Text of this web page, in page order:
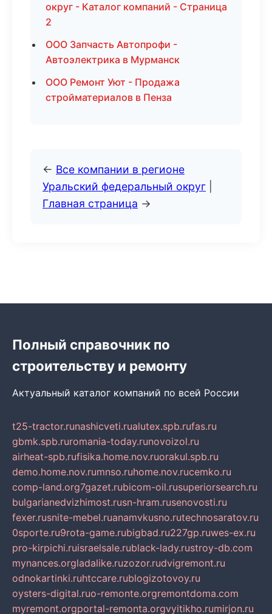
округ - Каталог компаний - Страница
2
ООО Запчасть Автопрофи -
Автоэлектрика в Мурманск
ООО Ремонт Уют - Продажа
стройматериалов в Пенза
← Все компании в регионе
Уральский федеральный округ
Главная страница →
Полный справочник по
строительству и ремонту
Актуальный каталог компаний по всей России
t25-tractor.runashicveti.rualutex.spb.rufas.ru
gbmk.spb.ruromania-today.runovoizol.ru
airheat-spb.rufisika.home.nov.ruorakul.spb.ru
demo.home.nov.rumnso.ruhome.nov.rucemko.ru
comp-land.org7gazet.rubicom-oil.rusuperiorsearch.ru
bulgarianedvizhimost.rusn-hram.rusenovosti.ru
fexer.rusnite-mebel.ruanamvkusno.rutechnosaratov.ru
0sporte.ru9rota-game.rubigbad.ru227gp.ruwes-ex.ru
pro-kirpichi.ruisraelsale.rublack-lady.rustroy-db.com
mynances.orgladalike.ruzozor.rudvigremont.ru
odnokartinki.ruhtccare.rublogizotovoy.ru
oysters-digital.ruo-remonte.orgremontdoma.com
myremont.orgportal-remonta.orgvyitikho.rumirjon.ru